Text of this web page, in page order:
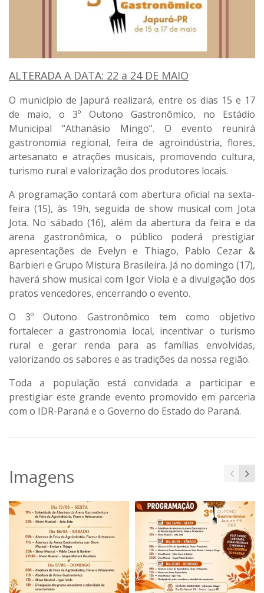
ALTERADA A DATA: 22 a 24 DE MAIO
O município de Japurá realizará, entre os dias 15 e 17
de maio, o 3º Outono Gastronômico, no Estádio
Municipal “Athanásio Mingo”. O evento reunirá
gastronomia regional, feira de agroindústria, flores,
artesanato e atrações musicais, promovendo cultura,
turismo rural e valorização dos produtores locais.
A programação contará com abertura oficial na sexta-
feira (15), às 19h, seguida de show musical com Jota
Jota. No sábado (16), além da abertura da feira e da
arena gastronômica, o público poderá prestigiar
apresentações de Evelyn e Thiago, Pablo Cezar &
Barbieri e Grupo Mistura Brasileira. Já no domingo (17),
haverá show musical com Igor Viola e a divulgação dos
pratos vencedores, encerrando o evento.
O 3º Outono Gastronômico tem como objetivo
fortalecer a gastronomia local, incentivar o turismo
rural e gerar renda para as famílias envolvidas,
valorizando os sabores e as tradições da nossa região.
Toda a população está convidada a participar e
prestigiar este grande evento promovido em parceria
com o IDR-Paraná e o Governo do Estado do Paraná.
Imagens